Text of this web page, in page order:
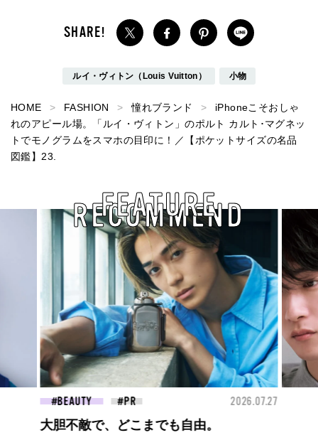
ルイ・ヴィトン（Louis Vuitton） 小物
HOME FASHION 憧れブランド
iPhoneこそおしゃ
れのアピール場。「ルイ・ヴィトン」のポルト カルト･マグネッ
トでモノグラムをスマホの目印に！／【ポケットサイズの名品
図鑑】23.
RECOMMEND
FEATURE
BEAUTY 2026.07.27
大胆不敵で、どこまでも自由。